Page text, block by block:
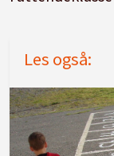
Les også: